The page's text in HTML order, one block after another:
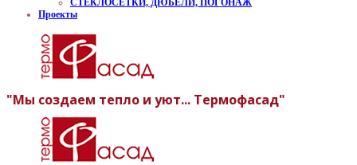
СТЕКЛОСЕТКИ, ДЮБЕЛИ, ПОГОНАЖ
Проекты
"Мы создаем тепло и уют... Термофасад"